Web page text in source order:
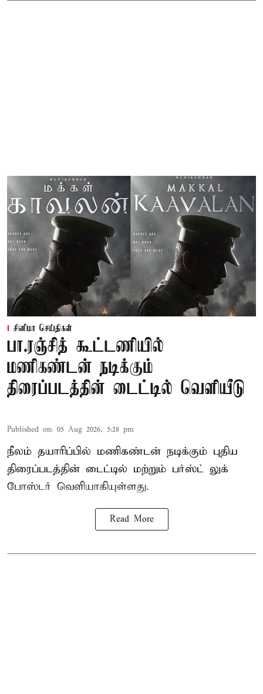
சினிமா செய்திகள்
பா.ரஞ்சித் கூட்டணியில்
மணிகண்டன் நடிக்கும்
திரைப்படத்தின் டைட்டில் வெளியீடு
Published on: 05 Aug 2026, 5:28 pm
நீலம் தயாரிப்பில் மணிகண்டன் நடிக்கும் புதிய
திரைப்படத்தின் டைட்டில் மற்றும் பர்ஸ்ட் லுக்
போஸ்டர் வெளியாகியுள்ளது.
Read More